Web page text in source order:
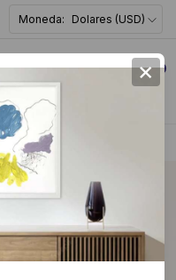
Moneda: Dolares (USD)
0
×